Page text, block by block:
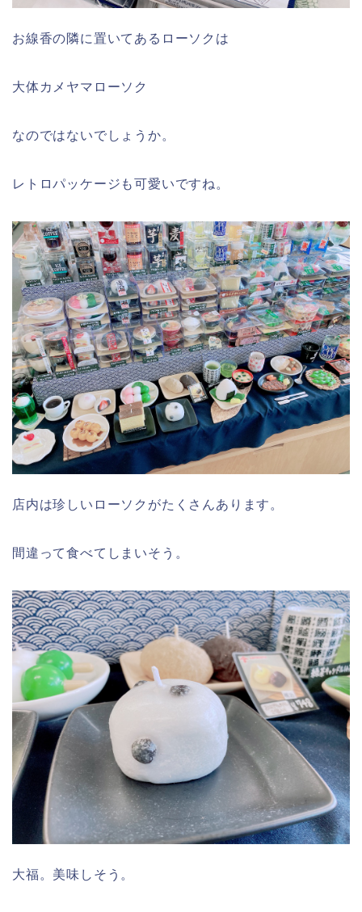
お線香の隣に置いてあるローソクは
大体カメヤマローソク
なのではないでしょうか。
レトロパッケージも可愛いですね。
店内は珍しいローソクがたくさんあります。
間違って食べてしまいそう。
大福。美味しそう。